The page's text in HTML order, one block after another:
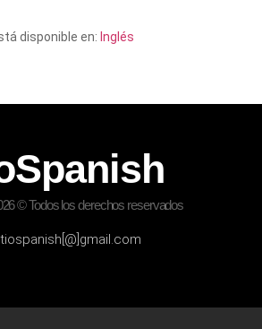
disponible en: Inglés
© Todos los derechos reservados
tiospanish[@]gmail.com